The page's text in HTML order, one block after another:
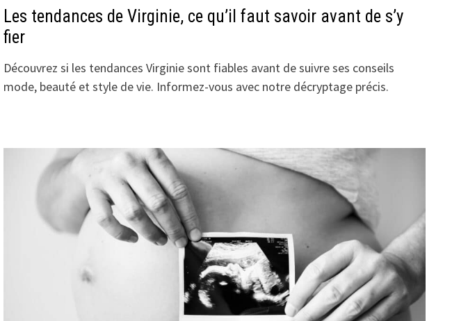
Les tendances de Virginie, ce qu’il faut savoir avant de s’y
fier
Découvrez si les tendances Virginie sont fiables avant de suivre ses conseils
mode, beauté et style de vie. Informez-vous avec notre décryptage précis.